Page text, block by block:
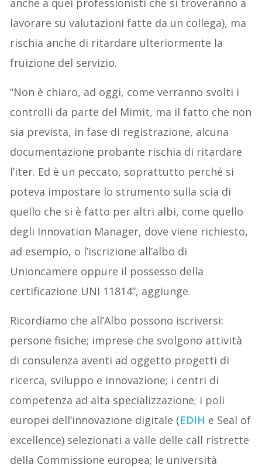
anche a quei professionisti che si troveranno a
lavorare su valutazioni fatte da un collega), ma
rischia anche di ritardare ulteriormente la
fruizione del servizio.
“Non è chiaro, ad oggi, come verranno svolti i
controlli da parte del Mimit, ma il fatto che non
sia prevista, in fase di registrazione, alcuna
documentazione probante rischia di ritardare
l’iter. Ed è un peccato, soprattutto perché si
poteva impostare lo strumento sulla scia di
quello che si è fatto per altri albi, come quello
degli Innovation Manager, dove viene richiesto,
ad esempio, o l’iscrizione all’albo di
Unioncamere oppure il possesso della
certificazione UNI 11814”, aggiunge.
Ricordiamo che all’Albo possono iscriversi:
persone fisiche; imprese che svolgono attività
di consulenza aventi ad oggetto progetti di
ricerca, sviluppo e innovazione; i centri di
competenza ad alta specializzazione; i poli
europei dell’innovazione digitale (EDIH e Seal of
excellence) selezionati a valle delle call ristrette
della Commissione europea; le università